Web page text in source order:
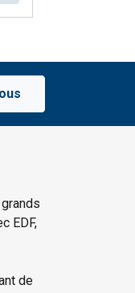
EDF,
de